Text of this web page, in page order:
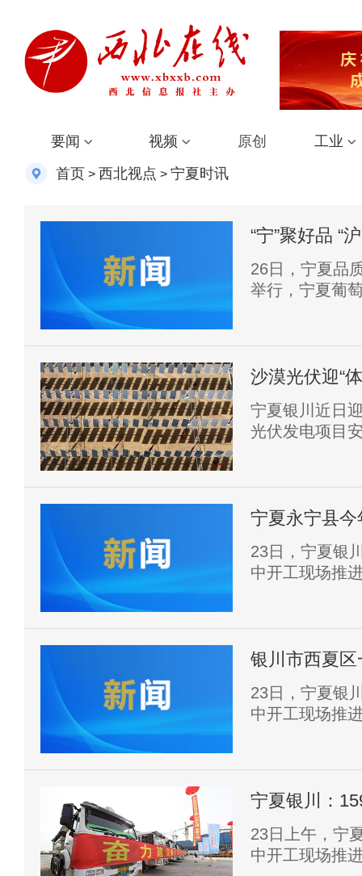
要闻 视频 原创 工业
首页 > 西北视点 > 宁夏时讯
“宁”聚好品 “
江畔
26日，宁夏品
举行，宁夏葡
沙漠光伏迎“
宁夏银川近日
光伏发电项目
宁夏永宁县
23日，宁夏银
中开工现场推
银川市西夏
目23个
23日，宁夏银
中开工现场推
宁夏银川：
23日上午，宁
中开工现场推